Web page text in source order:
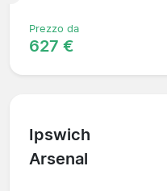
Prezzo da
627 €
Ipswich
Arsenal